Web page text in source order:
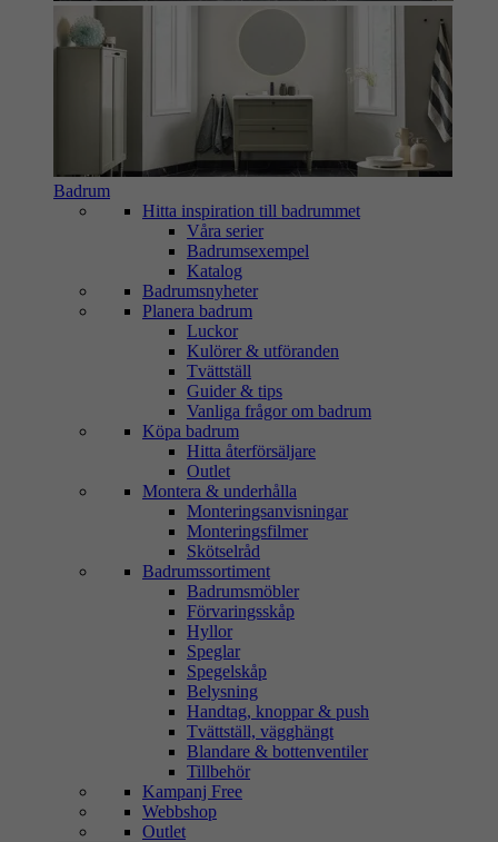
Badrum
Hitta inspiration till badrummet
Våra serier
Badrumsexempel
Katalog
Badrumsnyheter
Planera badrum
Luckor
Kulörer & utföranden
Tvättställ
Guider & tips
Vanliga frågor om badrum
Köpa badrum
Hitta återförsäljare
Outlet
Montera & underhålla
Monteringsanvisningar
Monteringsfilmer
Skötselråd
Badrumssortiment
Badrumsmöbler
Förvaringsskåp
Hyllor
Speglar
Spegelskåp
Belysning
Handtag, knoppar & push
Tvättställ, vägghängt
Blandare & bottenventiler
Tillbehör
Kampanj Free
Webbshop
Outlet